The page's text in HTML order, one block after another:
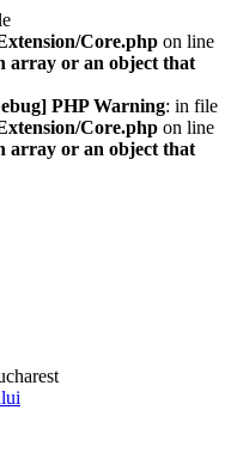
Core.php on line
array or an object that
PHP Warning: in file
Core.php on line
array or an object that